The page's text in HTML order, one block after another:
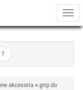
akcesoria»grip do